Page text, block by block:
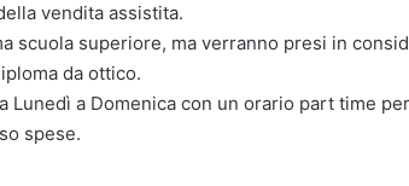
vendita assistita.
scuola superiore, ma verranno presi in
da ottico.
Lunedì a Domenica con un orario part time
spese.